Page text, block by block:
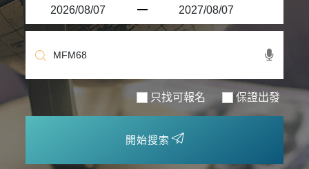
只找可報名 保證出發
開始搜索